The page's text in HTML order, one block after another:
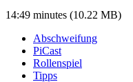
14:49 minutes (10.22 MB)
Abschweifung
PiCast
Rollenspiel
Tipps